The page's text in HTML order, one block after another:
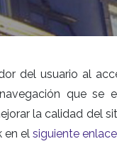
del usuario al
que se
la calidad del
en el siguiente enlace